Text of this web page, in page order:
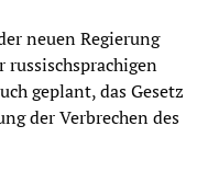
neuen Regierung
geplant, das Gesetz
der Verbrechen des